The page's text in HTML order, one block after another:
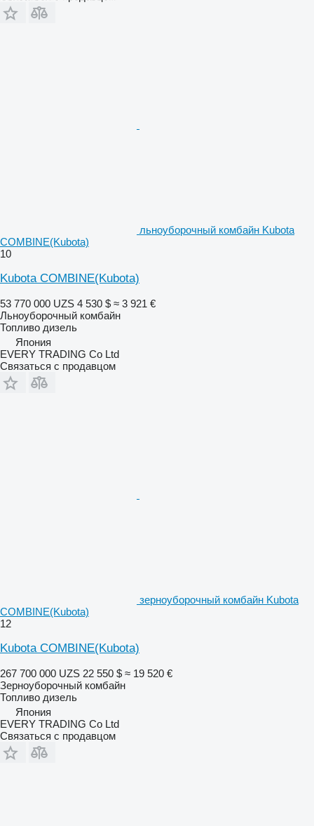
льноуборочный комбайн Kubota
COMBINE(Kubota)
10
Kubota COMBINE(Kubota)
53 770 000 UZS 4 530 $ ≈ 3 921 €
Льноуборочный комбайн
Топливо дизель
Япония
EVERY TRADING Co Ltd
Связаться с продавцом
зерноуборочный комбайн Kubota
COMBINE(Kubota)
12
Kubota COMBINE(Kubota)
267 700 000 UZS 22 550 $ ≈ 19 520 €
Зерноуборочный комбайн
Топливо дизель
Япония
EVERY TRADING Co Ltd
Связаться с продавцом